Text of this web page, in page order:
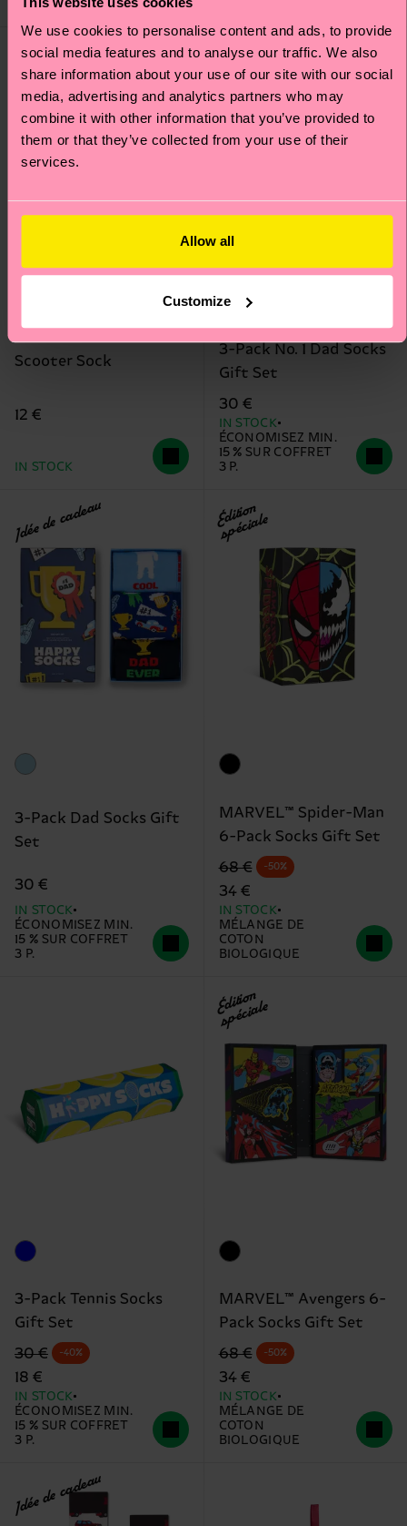
We use cookies to personalise content and ads, to provide
social media features and to analyse our traffic. We also
share information about your use of our site with our social
media, advertising and analytics partners who may
combine it with other information that you’ve provided to
them or that they’ve collected from your use of their
services.
Allow all
Customize
IN STOCK
Idée de cadeau
Scooter Sock
12 €
IN STOCK
Idée de cadeau
3-Pack No. 1 Dad Socks
Gift Set
30 €
IN STOCK
ÉCONOMISEZ MIN.
15 % SUR COFFRET
3 P.
Idée de cadeau
3-Pack Dad Socks Gift
Set
30 €
IN STOCK
ÉCONOMISEZ MIN.
15 % SUR COFFRET
3 P.
Édition
spéciale
MARVEL™ Spider-Man
6-Pack Socks Gift Set
Precio original
68 €
Prix réduit
34 €
-50%
IN STOCK
MÉLANGE DE
COTON
BIOLOGIQUE
3-Pack Tennis Socks
Gift Set
Precio original
30 €
Prix réduit
18 €
-40%
IN STOCK
ÉCONOMISEZ MIN.
15 % SUR COFFRET
3 P.
Édition
spéciale
MARVEL™ Avengers 6-
Pack Socks Gift Set
Precio original
68 €
Prix réduit
34 €
-50%
IN STOCK
MÉLANGE DE
COTON
BIOLOGIQUE
Idée de cadeau